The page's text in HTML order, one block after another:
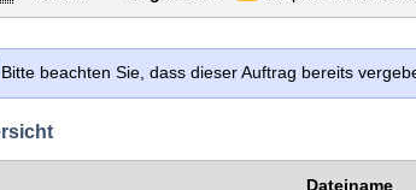
Bitte beachten Sie, dass dieser Auftrag bereits
Dateiname